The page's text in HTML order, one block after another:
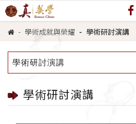
學術成就與榮耀 學術研討演講
學術研討演講
學術研討演講